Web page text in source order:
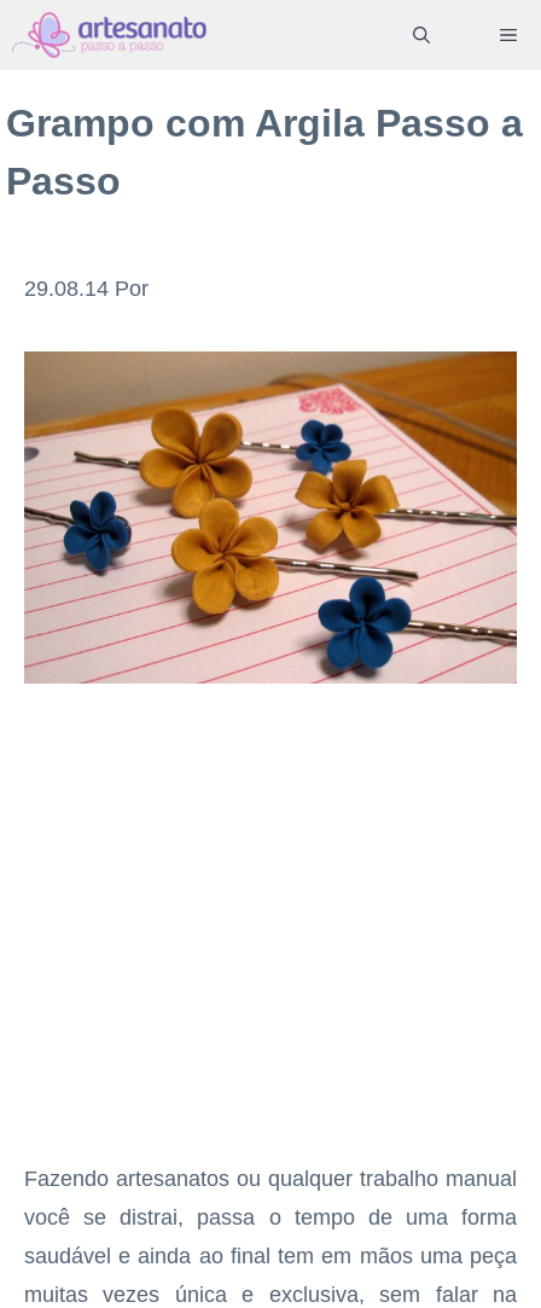
Pular
para
conteúdo
Grampo com Argila Passo a
Passo
29.08.14 Por
Fazendo artesanatos ou qualquer trabalho manual
você se distrai, passa o tempo de uma forma
saudável e ainda ao final tem em mãos uma peça
muitas vezes única e exclusiva, sem falar na